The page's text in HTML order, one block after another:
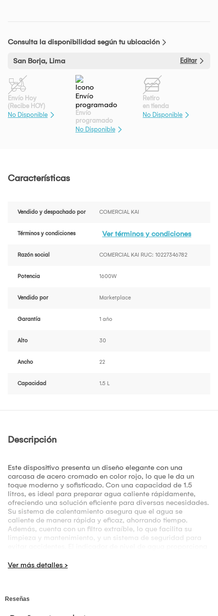
Consulta la disponibilidad según tu ubicación
San Borja, Lima Editar
Envío Hoy
(Recibe HOY)
No Disponible
Envío
programado
No Disponible
Retiro
en tienda
No Disponible
Características
Vendido y despachado por COMERCIAL KAI
Términos y condiciones Ver términos y condiciones
Razón social COMERCIAL KAI RUC: 10227346782
Potencia 1600W
Vendido por Marketplace
Garantía 1 año
Alto 30
Ancho 22
Capacidad 1.5 L
Descripción
Este dispositivo presenta un diseño elegante con una
carcasa de acero cromado en color rojo, lo que le da un
toque moderno y sofisticado. Con una capacidad de 1.5
litros, es ideal para preparar agua caliente rápidamente,
ofreciendo una solución eficiente para diversas necesidades.
Su sistema de calentamiento asegura que el agua se
caliente de manera rápida y eficaz, ahorrando tiempo.
Además, cuenta con un filtro extraíble, lo que facilita su
limpieza y mantenimiento, y un sistema de seguridad para
mientras que el apagado automático brinda tranquilidad,